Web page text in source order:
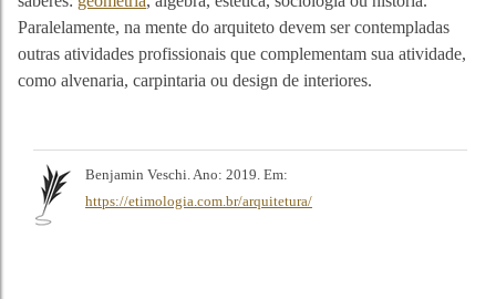
Paralelamente, na mente do arquiteto devem ser contempladas
outras atividades profissionais que complementam sua atividade,
como alvenaria, carpintaria ou design de interiores.
Benjamin Veschi. Ano: 2019. Em:
https://etimologia.com.br/arquitetura/